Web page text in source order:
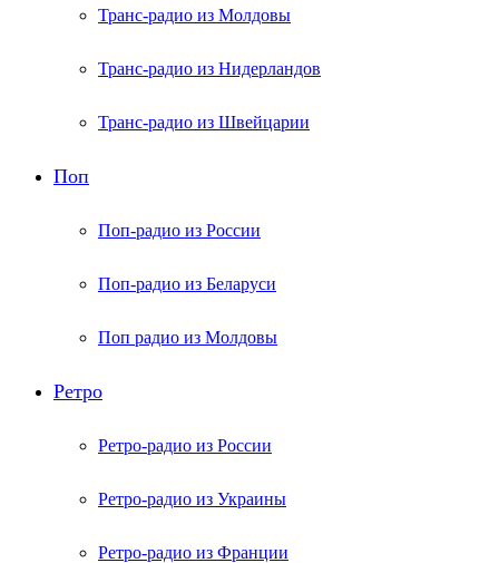
Транс-радио из Молдовы
Транс-радио из Нидерландов
Транс-радио из Швейцарии
Поп
Поп-радио из России
Поп-радио из Беларуси
Поп радио из Молдовы
Ретро
Ретро-радио из России
Ретро-радио из Украины
Ретро-радио из Франции